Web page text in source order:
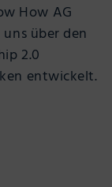
How AG
über den
2.0
entwickelt.